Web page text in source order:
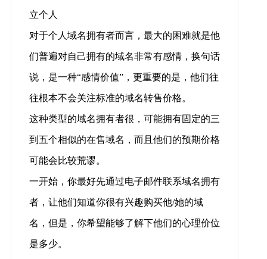
立个人
对于个人域名拥有者而言，最大的困难就是他
们普遍对自己拥有的域名非常有感情，换句话
说，是一种“感情价值”，更重要的是，他们往
往根本不会关注标准的域名转售价格。
这种类型的域名拥有者很，可能拥有固定的三
到五个相似的在售域名，而且他们的预期价格
可能会比较荒谬。
一开始，你最好先通过电子邮件联系域名拥有
者，让他们知道你很有兴趣购买他/她的域
名，但是，你希望能够了解下他们的心理价位
是多少。